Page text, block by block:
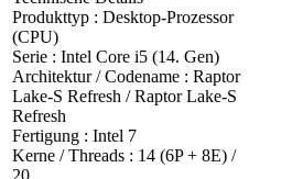
Produkttyp : Desktop-Prozessor
(CPU)
Serie : Intel Core i5 (14. Gen)
Architektur / Codename : Raptor
Lake-S Refresh / Raptor Lake-S
Refresh
Fertigung : Intel 7
Kerne / Threads : 14 (6P + 8E) /
20